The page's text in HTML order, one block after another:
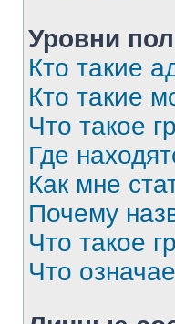
Уровни
Кто такие
Кто такие
Что такое
Где
Как мне
Почему
Что такое
Что